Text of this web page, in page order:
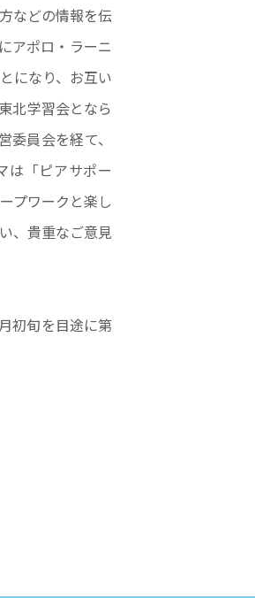
などの情報を伝
アポロ・ラーニ
になり、お互い
北学習会となら
員会を経て、
は「ピアサポー
プワークと楽し
、貴重なご意見
初旬を目途に第